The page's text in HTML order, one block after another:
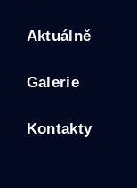
Aktuálně
Galerie
Kontakty